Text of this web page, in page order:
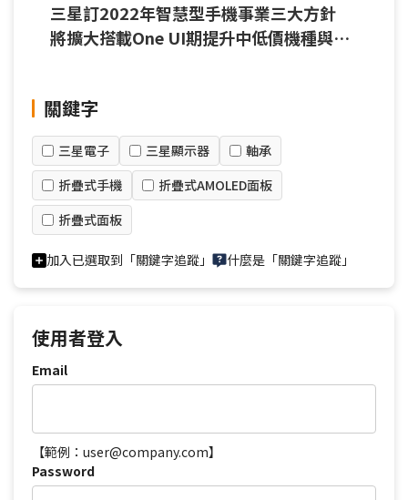
三星訂2022年智慧型手機事業三大方針
將擴大搭載One UI期提升中低價機種與6
關鍵字
三星電子 三星顯示器
軸承
折疊式手機
折疊式AMOLED面板
折疊式面板
加入已選取到「關鍵字追蹤」 什麼是「關鍵字追蹤」
使用者登入
Email
【範例：user@company.com】
Password